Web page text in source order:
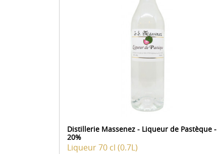
Distillerie Massenez - Liqueur de Pastèque -
20%
Liqueur70 cl (0.7L)